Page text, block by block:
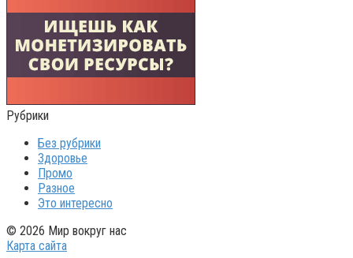
Рубрики
Без рубрики
Здоровье
Промо
Разное
Это интересно
© 2026 Мир вокруг нас
Карта сайта